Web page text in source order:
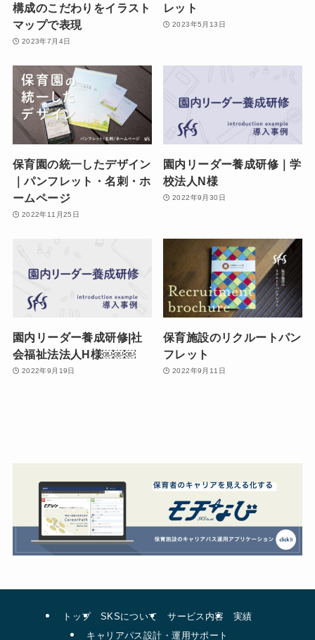
構成のこだわりをイラスト
マップで表現
2023年7月4日
レット
2023年5月13日
保育園の統一したデザイン
｜パンフレット・名刺・ホ
ームページ
2022年11月25日
園内リーダー養成研修｜学
校法人N様
2022年9月30日
園内リーダー養成研修|社
会福祉法法人H様￼￼￼
2022年9月19日
保育施設のリクルートパン
フレット
2022年9月11日
トップ SKSについて サービス内容
実績
キャリアパス設計・運用サポート